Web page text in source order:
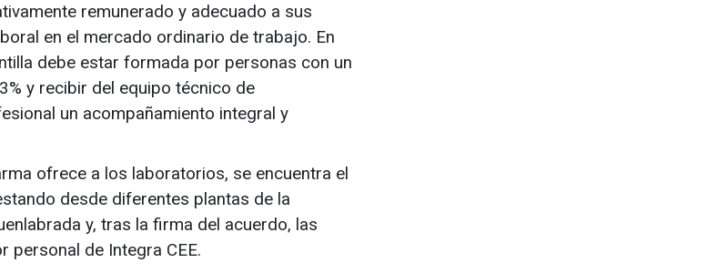
remunerado y adecuado a sus
en el mercado ordinario de trabajo. En
debe estar formada por personas con un
y recibir del equipo técnico de
un acompañamiento integral y
ofrece a los laboratorios, se encuentra el
desde diferentes plantas de la
y, tras la firma del acuerdo, las
personal de Integra CEE.